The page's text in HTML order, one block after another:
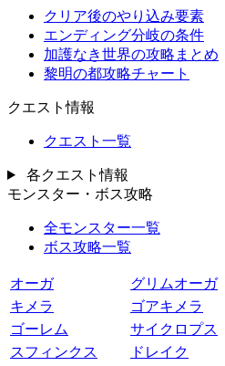
クリア後のやり込み要素
エンディング分岐の条件
加護なき世界の攻略まとめ
黎明の都攻略チャート
クエスト情報
クエスト一覧
各クエスト情報
モンスター・ボス攻略
全モンスター一覧
ボス攻略一覧
オーガ
グリムオーガ
キメラ
ゴアキメラ
ゴーレム
サイクロプス
スフィンクス
ドレイク